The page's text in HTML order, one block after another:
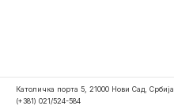
Католичка порта 5, 21000 Нови Сад, Србија
(+381) 021/524-584